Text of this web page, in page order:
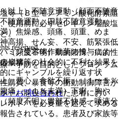
等（Ｂ型モノアミン酸化酵素阻
使用前に必ずセレギリン塩酸塩
。
ミン受容体作動薬の投与によ
崩壊等の社会的に不利な結果を
にギャンブルを繰り返す状
購買、暴食等の衝動制御障害が
ドパを投与された患者におい
ボドパを必要量を超えて求める
告されている。患者及び家族等
以上）不随意運動（顔面不随意
随意運動、四肢不随意運動
）焦燥感、頭痛、頭重、めま
高揚、せん妄、不安、筋緊張低
（頻度不明）病的賭博、病的性
候群。
）悪心、食欲不振、（１〜５％
痛、（１％未満）下痢、胸や
頻度不明）胃部不快感、唾液分
reserved.
・予防を目的としたプログラム
ーお問い合わせ